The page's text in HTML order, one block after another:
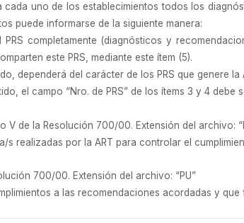
uno de los establecimientos todos los
puede informarse de la siguiente manera:
completamente (diagnósticos y
este PRS, mediante este ítem (5).
dependerá del carácter de los PRS que genere la
el campo “Nro. de PRS” de los ítems 3 y 4 debe
V de la Resolución 700/00. Extensión del archivo:
realizadas por la ART para controlar el
700/00. Extensión del archivo: “PU”
a las recomendaciones acordadas y que